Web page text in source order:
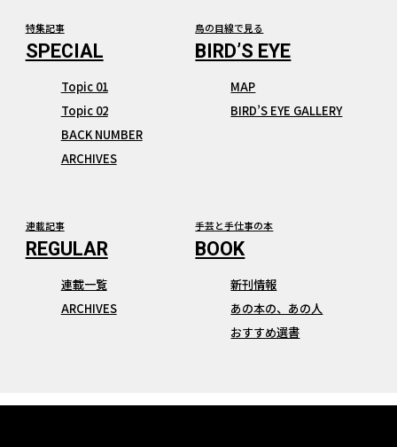
特集記事
Topic 01
Topic 02
BACK NUMBER
ARCHIVES
鳥の目線で見る
MAP
BIRD’S EYE GALLERY
連載記事
連載一覧
ARCHIVES
手芸と手仕事の本
新刊情報
あの本の、あの人
おすすめ選書